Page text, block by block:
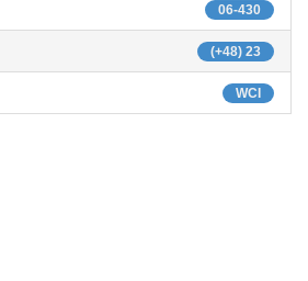
06-430
(+48) 23
WCI